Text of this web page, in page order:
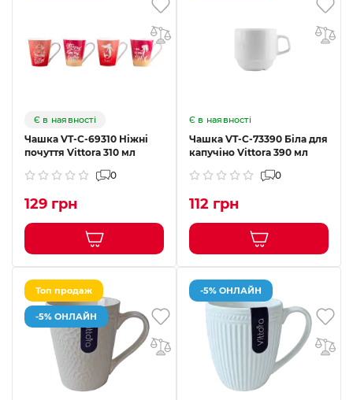
Є в наявності
Чашка VT-C-69310 Ніжні
почуття Vittora 310 мл
0
129 грн
Є в наявності
Чашка VT-C-73390 Біла для
капучіно Vittora 390 мл
0
112 грн
Топ продаж
-5% ОНЛАЙН
-5% ОНЛАЙН